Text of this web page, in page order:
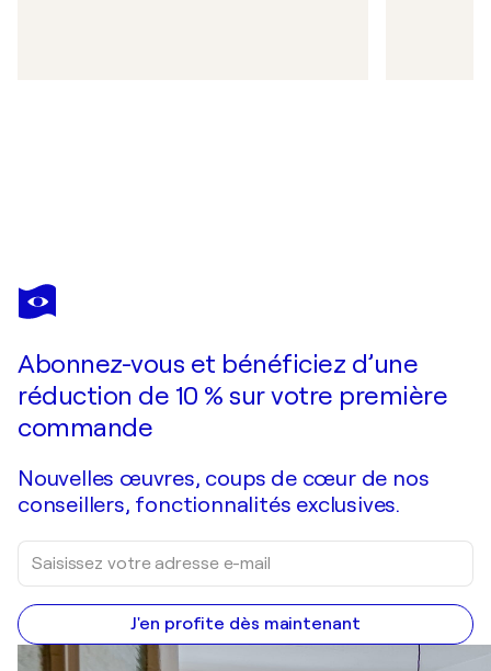
Abonnez-vous et bénéficiez d’une
réduction de 10 % sur votre première
commande
Nouvelles œuvres, coups de cœur de nos
conseillers, fonctionnalités exclusives.
J'en profite dès maintenant